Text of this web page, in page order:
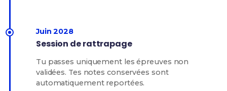
Juin 2028
Session de rattrapage
Tu passes uniquement les épreuves non
validées. Tes notes conservées sont
automatiquement reportées.